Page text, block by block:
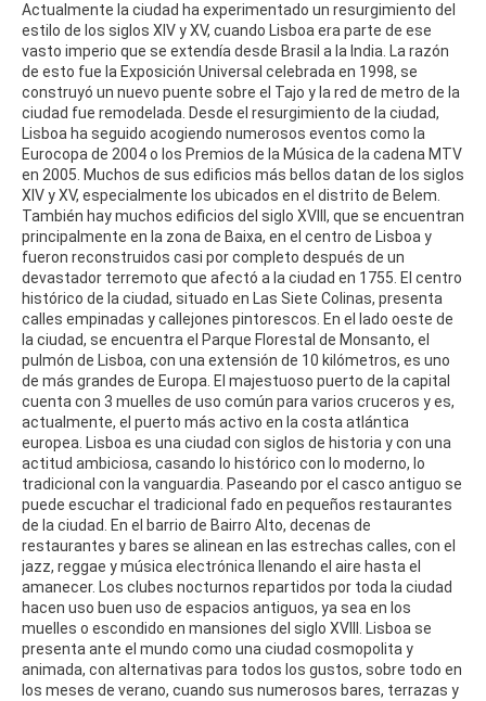
Actualmente la ciudad ha experimentado un resurgimiento del
estilo de los siglos XIV y XV, cuando Lisboa era parte de ese
vasto imperio que se extendía desde Brasil a la India. La razón
de esto fue la Exposición Universal celebrada en 1998, se
construyó un nuevo puente sobre el Tajo y la red de metro de la
ciudad fue remodelada. Desde el resurgimiento de la ciudad,
Lisboa ha seguido acogiendo numerosos eventos como la
Eurocopa de 2004 o los Premios de la Música de la cadena MTV
en 2005. Muchos de sus edificios más bellos datan de los siglos
XIV y XV, especialmente los ubicados en el distrito de Belem.
También hay muchos edificios del siglo XVIII, que se encuentran
principalmente en la zona de Baixa, en el centro de Lisboa y
fueron reconstruidos casi por completo después de un
devastador terremoto que afectó a la ciudad en 1755. El centro
histórico de la ciudad, situado en Las Siete Colinas, presenta
calles empinadas y callejones pintorescos. En el lado oeste de
la ciudad, se encuentra el Parque Florestal de Monsanto, el
pulmón de Lisboa, con una extensión de 10 kilómetros, es uno
de más grandes de Europa. El majestuoso puerto de la capital
cuenta con 3 muelles de uso común para varios cruceros y es,
actualmente, el puerto más activo en la costa atlántica
europea. Lisboa es una ciudad con siglos de historia y con una
actitud ambiciosa, casando lo histórico con lo moderno, lo
tradicional con la vanguardia. Paseando por el casco antiguo se
puede escuchar el tradicional fado en pequeños restaurantes
de la ciudad. En el barrio de Bairro Alto, decenas de
restaurantes y bares se alinean en las estrechas calles, con el
jazz, reggae y música electrónica llenando el aire hasta el
amanecer. Los clubes nocturnos repartidos por toda la ciudad
hacen uso buen uso de espacios antiguos, ya sea en los
muelles o escondido en mansiones del siglo XVIII. Lisboa se
presenta ante el mundo como una ciudad cosmopolita y
animada, con alternativas para todos los gustos, sobre todo en
los meses de verano, cuando sus numerosos bares, terrazas y